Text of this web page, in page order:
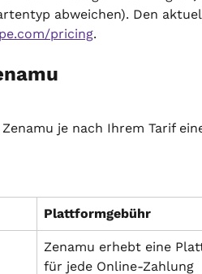
abweichen). Den
pricing.
je nach Ihrem Tarif
Plattformgebühr
Zenamu erhebt eine
für jede Online-Zahlung